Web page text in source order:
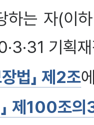
하는 자(이
기획
법」 제2조
」 제100조의